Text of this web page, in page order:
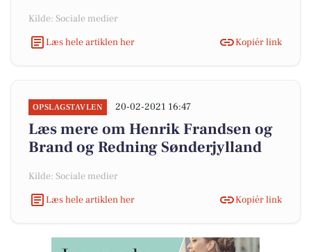
Kilde: Sociale medier
Læs hele artiklen her
Kopiér link
OPSLAGSTAVLEN 20-02-2021 16:47
Læs mere om Henrik Frandsen og
Brand og Redning Sønderjylland
Kilde: Sociale medier
Læs hele artiklen her
Kopiér link